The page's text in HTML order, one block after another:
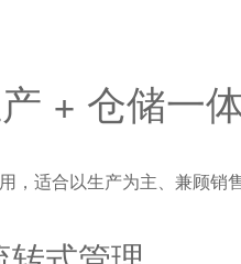
+ 仓储一
，适合以生产为主、兼顾销